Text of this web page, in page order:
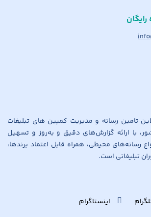
تامین رسانه و مدیریت کمپین های تبلیغات
با ارائه گزارش‌های دقیق و به‌روز و تسهیل
رسانه‌های محیطی، همراه قابل اعتماد برندها،
تبلیغاتی است.
اینستاگرام